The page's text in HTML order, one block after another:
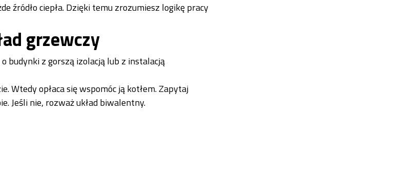
źródło ciepła. Dzięki temu zrozumiesz logikę pracy
grzewczy
budynki z gorszą izolacją lub z instalacją
Wtedy opłaca się wspomóc ją kotłem. Zapytaj
Jeśli nie, rozważ układ biwalentny.